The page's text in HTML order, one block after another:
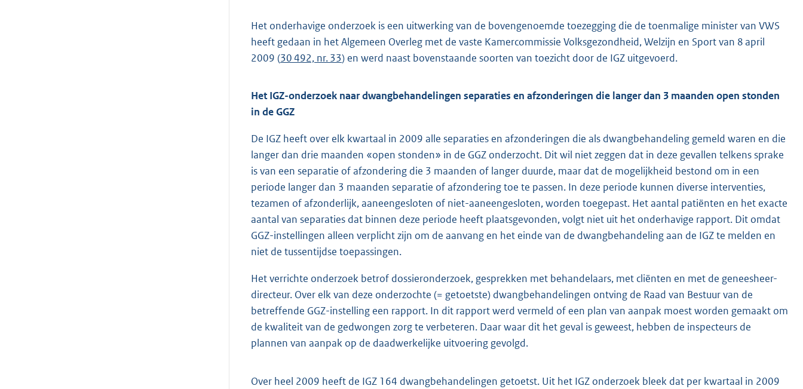
Het onderhavige onderzoek is een uitwerking van de bovengenoemde toezegging die de toenmalige minister van VWS
heeft gedaan in het Algemeen Overleg met de vaste Kamercommissie Volksgezondheid, Welzijn en Sport van 8 april
2009 (30 492, nr. 33) en werd naast bovenstaande soorten van toezicht door de IGZ uitgevoerd.
Het IGZ-onderzoek naar dwangbehandelingen separaties en afzonderingen die langer dan 3 maanden open stonden
in de GGZ
De IGZ heeft over elk kwartaal in 2009 alle separaties en afzonderingen die als dwangbehandeling gemeld waren en die
langer dan drie maanden «open stonden» in de GGZ onderzocht. Dit wil niet zeggen dat in deze gevallen telkens sprake
is van een separatie of afzondering die 3 maanden of langer duurde, maar dat de mogelijkheid bestond om in een
periode langer dan 3 maanden separatie of afzondering toe te passen. In deze periode kunnen diverse interventies,
tezamen of afzonderlijk, aaneengesloten of niet-aaneengesloten, worden toegepast. Het aantal patiënten en het exacte
aantal van separaties dat binnen deze periode heeft plaatsgevonden, volgt niet uit het onderhavige rapport. Dit omdat
GGZ-instellingen alleen verplicht zijn om de aanvang en het einde van de dwangbehandeling aan de IGZ te melden en
niet de tussentijdse toepassingen.
Het verrichte onderzoek betrof dossieronderzoek, gesprekken met behandelaars, met cliënten en met de geneesheer-
directeur. Over elk van deze onderzochte (= getoetste) dwangbehandelingen ontving de Raad van Bestuur van de
betreffende GGZ-instelling een rapport. In dit rapport werd vermeld of een plan van aanpak moest worden gemaakt om
de kwaliteit van de gedwongen zorg te verbeteren. Daar waar dit het geval is geweest, hebben de inspecteurs de
plannen van aanpak op de daadwerkelijke uitvoering gevolgd.
Over heel 2009 heeft de IGZ 164 dwangbehandelingen getoetst. Uit het IGZ onderzoek bleek dat per kwartaal in 2009